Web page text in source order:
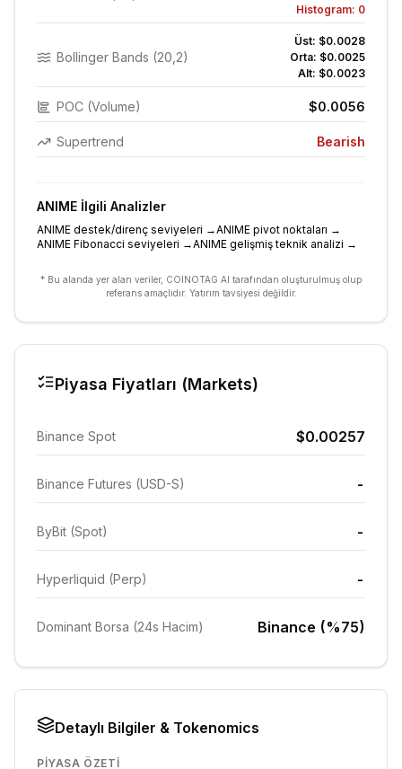
Histogram: 0
Bollinger Bands (20,2)
Üst: $0.0028
Orta: $0.0025
Alt: $0.0023
POC (Volume) $0.0056
Supertrend Bearish
ANIME İlgili Analizler
ANIME destek/direnç seviyeleri →ANIME pivot noktaları →
ANIME Fibonacci seviyeleri →ANIME gelişmiş teknik analizi →
* Bu alanda yer alan veriler, COINOTAG AI tarafından oluşturulmuş olup
referans amaçlıdır. Yatırım tavsiyesi değildir.
Piyasa Fiyatları (Markets)
Binance Spot $0.00257
Binance Futures (USD-S) -
ByBit (Spot) -
Hyperliquid (Perp) -
Dominant Borsa (24s Hacim) Binance (%75)
Detaylı Bilgiler & Tokenomics
PIYASA ÖZETI